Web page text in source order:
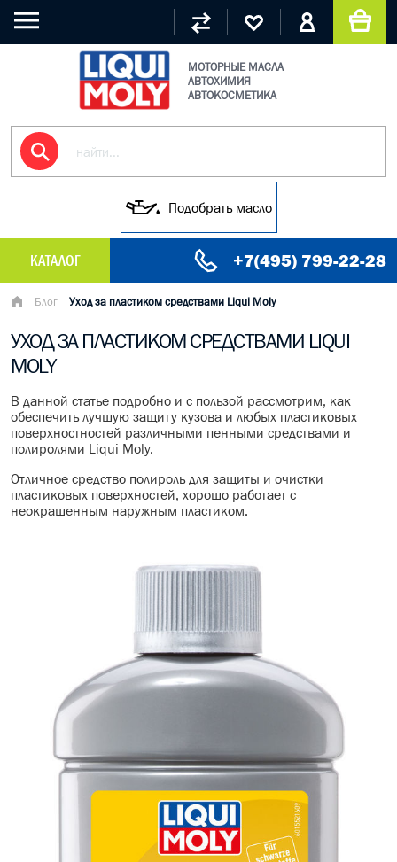
МОТОРНЫЕ МАСЛА
АВТОХИМИЯ
АВТОКОСМЕТИКА
Подобрать масло
КАТАЛОГ +7(495) 799-22-28
МАСЛО МОТОРНОЕ
ГРУЗОВЫЕ МАСЛА
МАСЛО В КОРОБКУ
КОНСИСТЕНТНАЯ СМАЗКА
БОЧКИ МАСЛА
АНТИФРИЗЫ СПЕЦЖИДКОСТИ
МОТО МАСЛА
ВСЕ БРЕНДЫ
Блог Уход за пластиком средствами Liqui Moly
УХОД ЗА ПЛАСТИКОМ СРЕДСТВАМИ LIQUI
MOLY
В данной статье подробно и с пользой рассмотрим, как
обеспечить лучшую защиту кузова и любых пластиковых
поверхностностей различными пенными средствами и
полиролями Liqui Moly.
Отличное средство полироль для защиты и очистки
пластиковых поверхностей, хорошо работает с
неокрашенным наружным пластиком.